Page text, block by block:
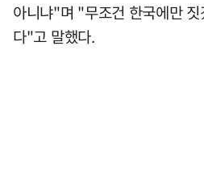
아니냐"며 "무조건 한국에만
다"고 말했다.